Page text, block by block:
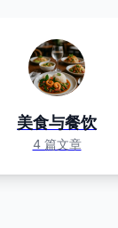
美食与餐饮
4 篇文章